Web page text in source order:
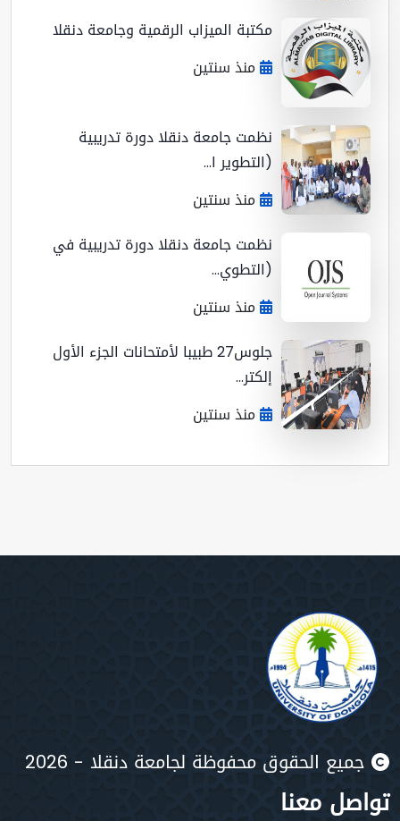
مكتبة الميزاب الرقمية وجامعة دنقلا
منذ سنتين
نظمت جامعة دنقلا دورة تدريبية
(التطوير ا...
منذ سنتين
نظمت جامعة دنقلا دورة تدريبية في
(التطوي...
منذ سنتين
جلوس27 طبيبا لأمتحانات الجزء الأول
إلكتر...
منذ سنتين
الحقوق محفوظة لجامعة دنقلا - 2026
معنا